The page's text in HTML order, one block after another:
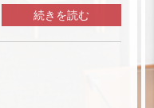
続きを読む